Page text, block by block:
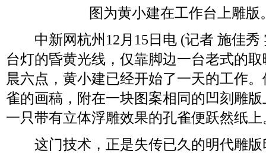
图为黄小建在工作台上雕
中新网杭州12月15日电 (记者 施佳秀
台灯的昏黄光线，仅靠脚边一台老式的
晨六点，黄小建已经开始了一天的工作
雀的画稿，附在一块图案相同的凹刻雕
一只带有立体浮雕效果的孔雀便跃然纸上
这门技术，正是失传已久的明代雕版